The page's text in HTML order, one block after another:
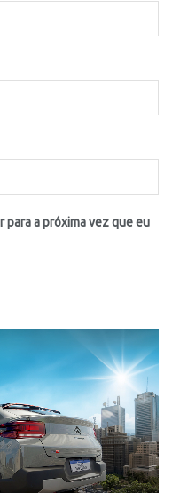
para a próxima vez que eu